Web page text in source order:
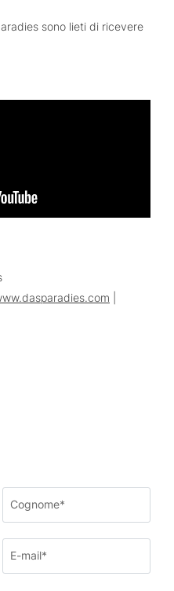
sono lieti di ricevere
Cognome*
E-mail*